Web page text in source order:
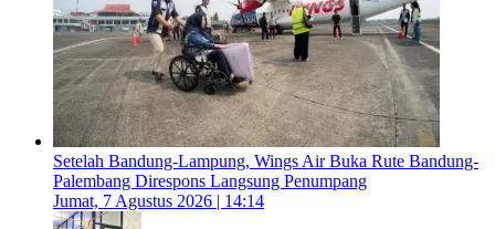
Setelah Bandung-Lampung, Wings Air Buka Rute Bandung-
Palembang Direspons Langsung Penumpang
Jumat, 7 Agustus 2026 | 14:14